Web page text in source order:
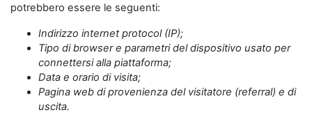
potrebbero essere le seguenti:
Indirizzo internet protocol (IP);
Tipo di browser e parametri del dispositivo usato per
connettersi alla piattaforma;
Data e orario di visita;
Pagina web di provenienza del visitatore (referral) e di
uscita.